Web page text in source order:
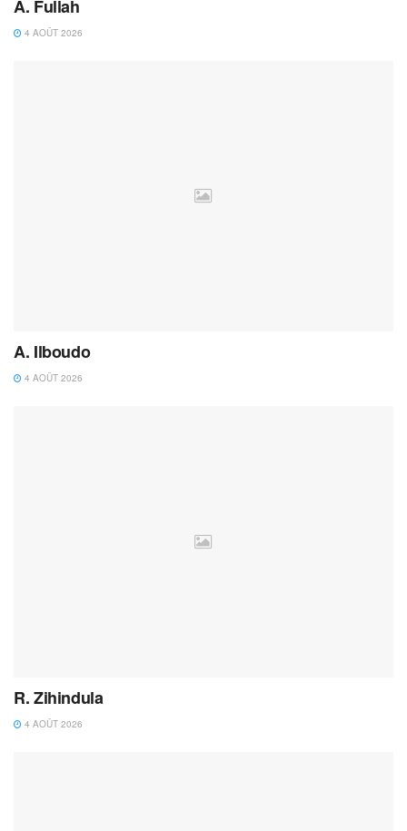
A. Fullah
4 AOÛT 2026
A. Ilboudo
4 AOÛT 2026
R. Zihindula
4 AOÛT 2026